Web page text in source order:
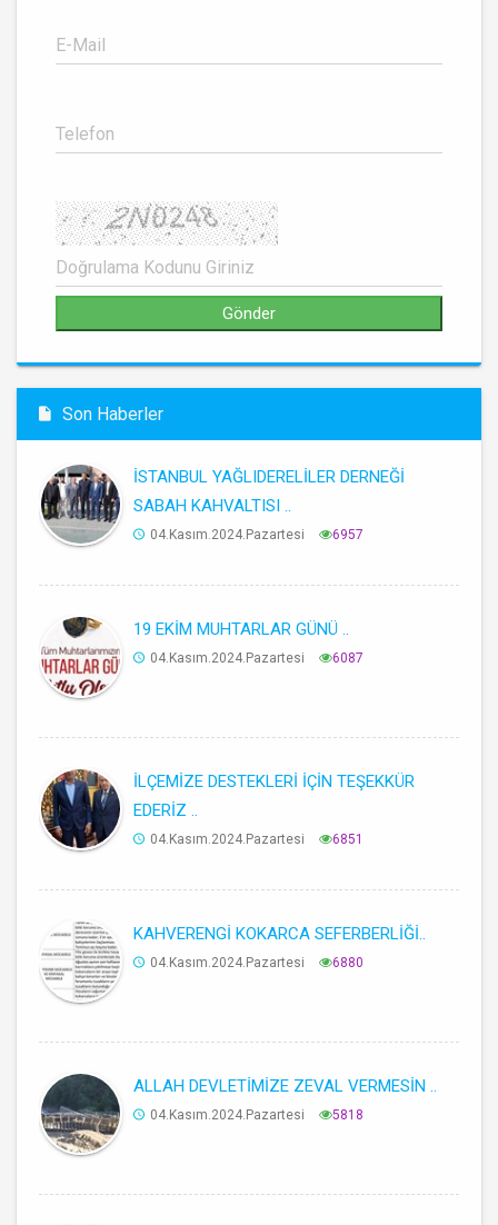
Son Haberler
İSTANBUL YAĞLIDERELİLER DERNEĞİ
SABAH KAHVALTISI ..
04.Kasım.2024.Pazartesi 6957
19 EKİM MUHTARLAR GÜNÜ ..
04.Kasım.2024.Pazartesi 6087
İLÇEMİZE DESTEKLERİ İÇİN TEŞEKKÜR
EDERİZ ..
04.Kasım.2024.Pazartesi 6851
KAHVERENGİ KOKARCA SEFERBERLİĞİ..
04.Kasım.2024.Pazartesi 6880
ALLAH DEVLETİMİZE ZEVAL VERMESİN ..
04.Kasım.2024.Pazartesi 5818